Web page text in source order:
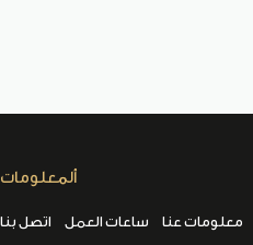
ألمعلومات
اتصل بنا ساعات العمل معلومات عنا